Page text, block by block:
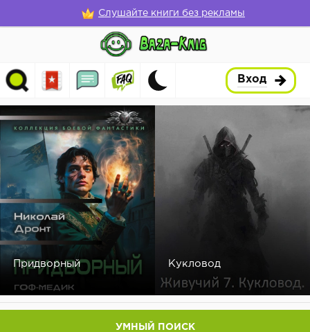
Слушайте книги без рекламы
Вход
Придворный Кукловод
УМНЫЙ ПОИСК